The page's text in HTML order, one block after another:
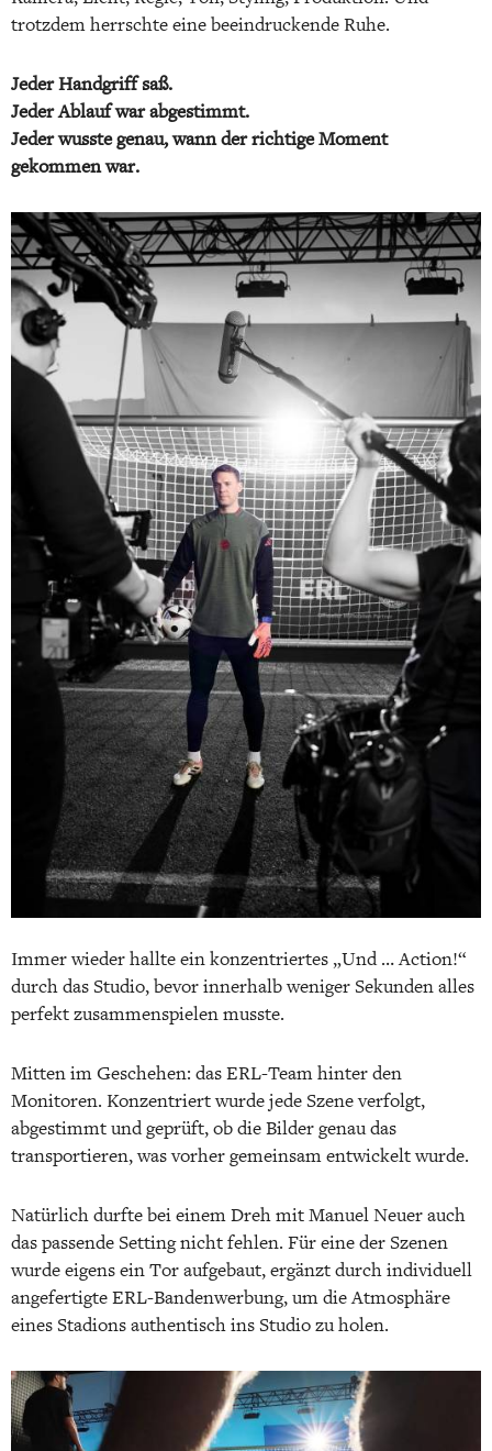
trotzdem herrschte eine beeindruckende Ruhe.
Jeder Handgriff saß.
Jeder Ablauf war abgestimmt.
Jeder wusste genau, wann der richtige Moment
gekommen war.
Immer wieder hallte ein konzentriertes „Und … Action!“
durch das Studio, bevor innerhalb weniger Sekunden alles
perfekt zusammenspielen musste.
Mitten im Geschehen: das ERL-Team hinter den
Monitoren. Konzentriert wurde jede Szene verfolgt,
abgestimmt und geprüft, ob die Bilder genau das
transportieren, was vorher gemeinsam entwickelt wurde.
Natürlich durfte bei einem Dreh mit Manuel Neuer auch
das passende Setting nicht fehlen. Für eine der Szenen
wurde eigens ein Tor aufgebaut, ergänzt durch individuell
angefertigte ERL-Bandenwerbung, um die Atmosphäre
eines Stadions authentisch ins Studio zu holen.